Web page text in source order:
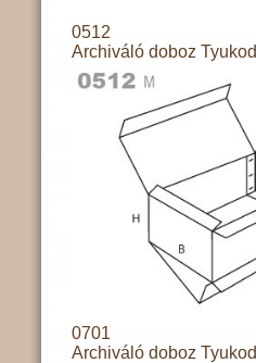
0512
Archiváló doboz Tyukod
0701
Archiváló doboz Tyukod